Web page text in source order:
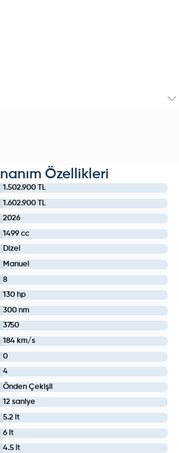
Özellikleri
1.502.900 TL
1.602.900 TL
2026
1499 cc
Dizel
Manuel
8
130 hp
300 nm
3750
184 km/s
0
4
Önden Çekişli
12 saniye
5.2 lt
6 lt
4.5 lt